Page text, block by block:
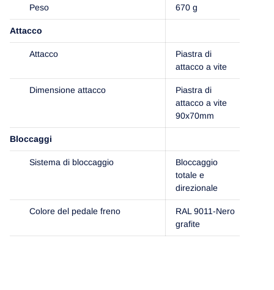
Peso 670 g
Attacco
Attacco
Piastra di
attacco a vite
Dimensione attacco
Piastra di
attacco a vite
90x70mm
Bloccaggi
Sistema di bloccaggio
Bloccaggio
totale e
direzionale
Colore del pedale freno
RAL 9011-Nero
grafite